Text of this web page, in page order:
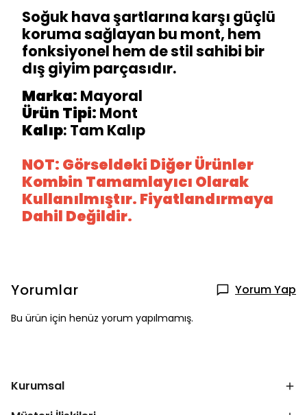
Soğuk hava şartlarına karşı güçlü
koruma sağlayan bu mont, hem
fonksiyonel hem de stil sahibi bir
dış giyim parçasıdır.
Marka: Mayoral
Ürün Tipi: Mont
Kalıp: Tam Kalıp
NOT: Görseldeki Diğer Ürünler
Kombin Tamamlayıcı Olarak
Kullanılmıştır. Fiyatlandırmaya
Dahil Değildir.
Yorumlar Yorum Yap
Bu ürün için henüz yorum yapılmamış.
Kurumsal